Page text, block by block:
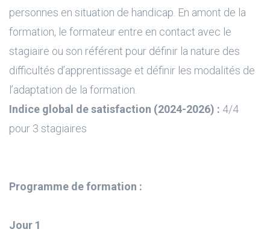
personnes en situation de handicap. En amont de la
formation, le formateur entre en contact avec le
stagiaire ou son référent pour définir la nature des
difficultés d’apprentissage et définir les modalités de
l’adaptation de la formation.
Indice global de satisfaction (2024-2026) : 4/4
pour 3 stagiaires
Programme de formation :
Jour 1